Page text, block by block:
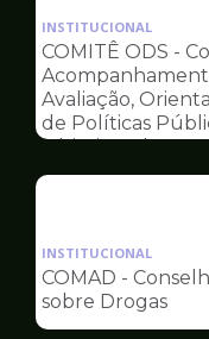
INSTITUCIONAL
COMITÊ ODS -
Avaliação,
de Políticas
Objetivos do
INSTITUCIONAL
COMAD -
sobre Drogas